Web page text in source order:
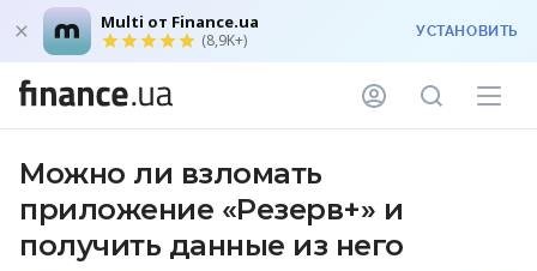
Multi от Finance.ua
(8,9K+) УСТАНОВИТЬ
Можно ли взломать
приложение «Резерв+» и
получить данные из него